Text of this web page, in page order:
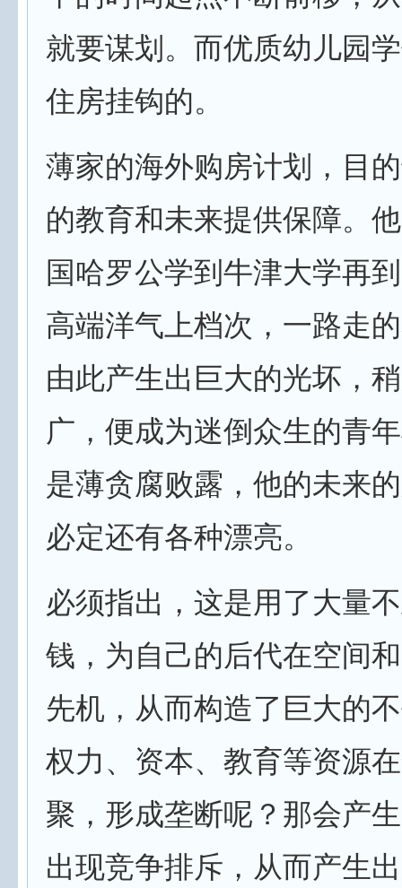
就要谋划。而优质幼儿园
住房挂钩的。
薄家的海外购房计划，目
的教育和未来提供保障。
国哈罗公学到牛津大学再
高端洋气上档次，一路走
由此产生出巨大的光坏，
广，便成为迷倒众生的青
是薄贪腐败露，他的未来
必定还有各种漂亮。
必须指出，这是用了大量
钱，为自己的后代在空间
先机，从而构造了巨大的
权力、资本、教育等资源
聚，形成垄断呢？那会产
出现竞争排斥，从而产生